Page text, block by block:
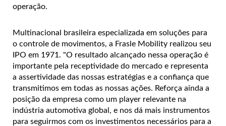
operação.
Multinacional brasileira especializada em soluções para
o controle de movimentos, a Frasle Mobility realizou seu
IPO em 1971. "O resultado alcançado nessa operação é
importante pela receptividade do mercado e representa
a assertividade das nossas estratégias e a confiança que
transmitimos em todas as nossas ações. Reforça ainda a
posição da empresa como um player relevante na
indústria automotiva global, e nos dá mais instrumentos
para seguirmos com os investimentos necessários para a